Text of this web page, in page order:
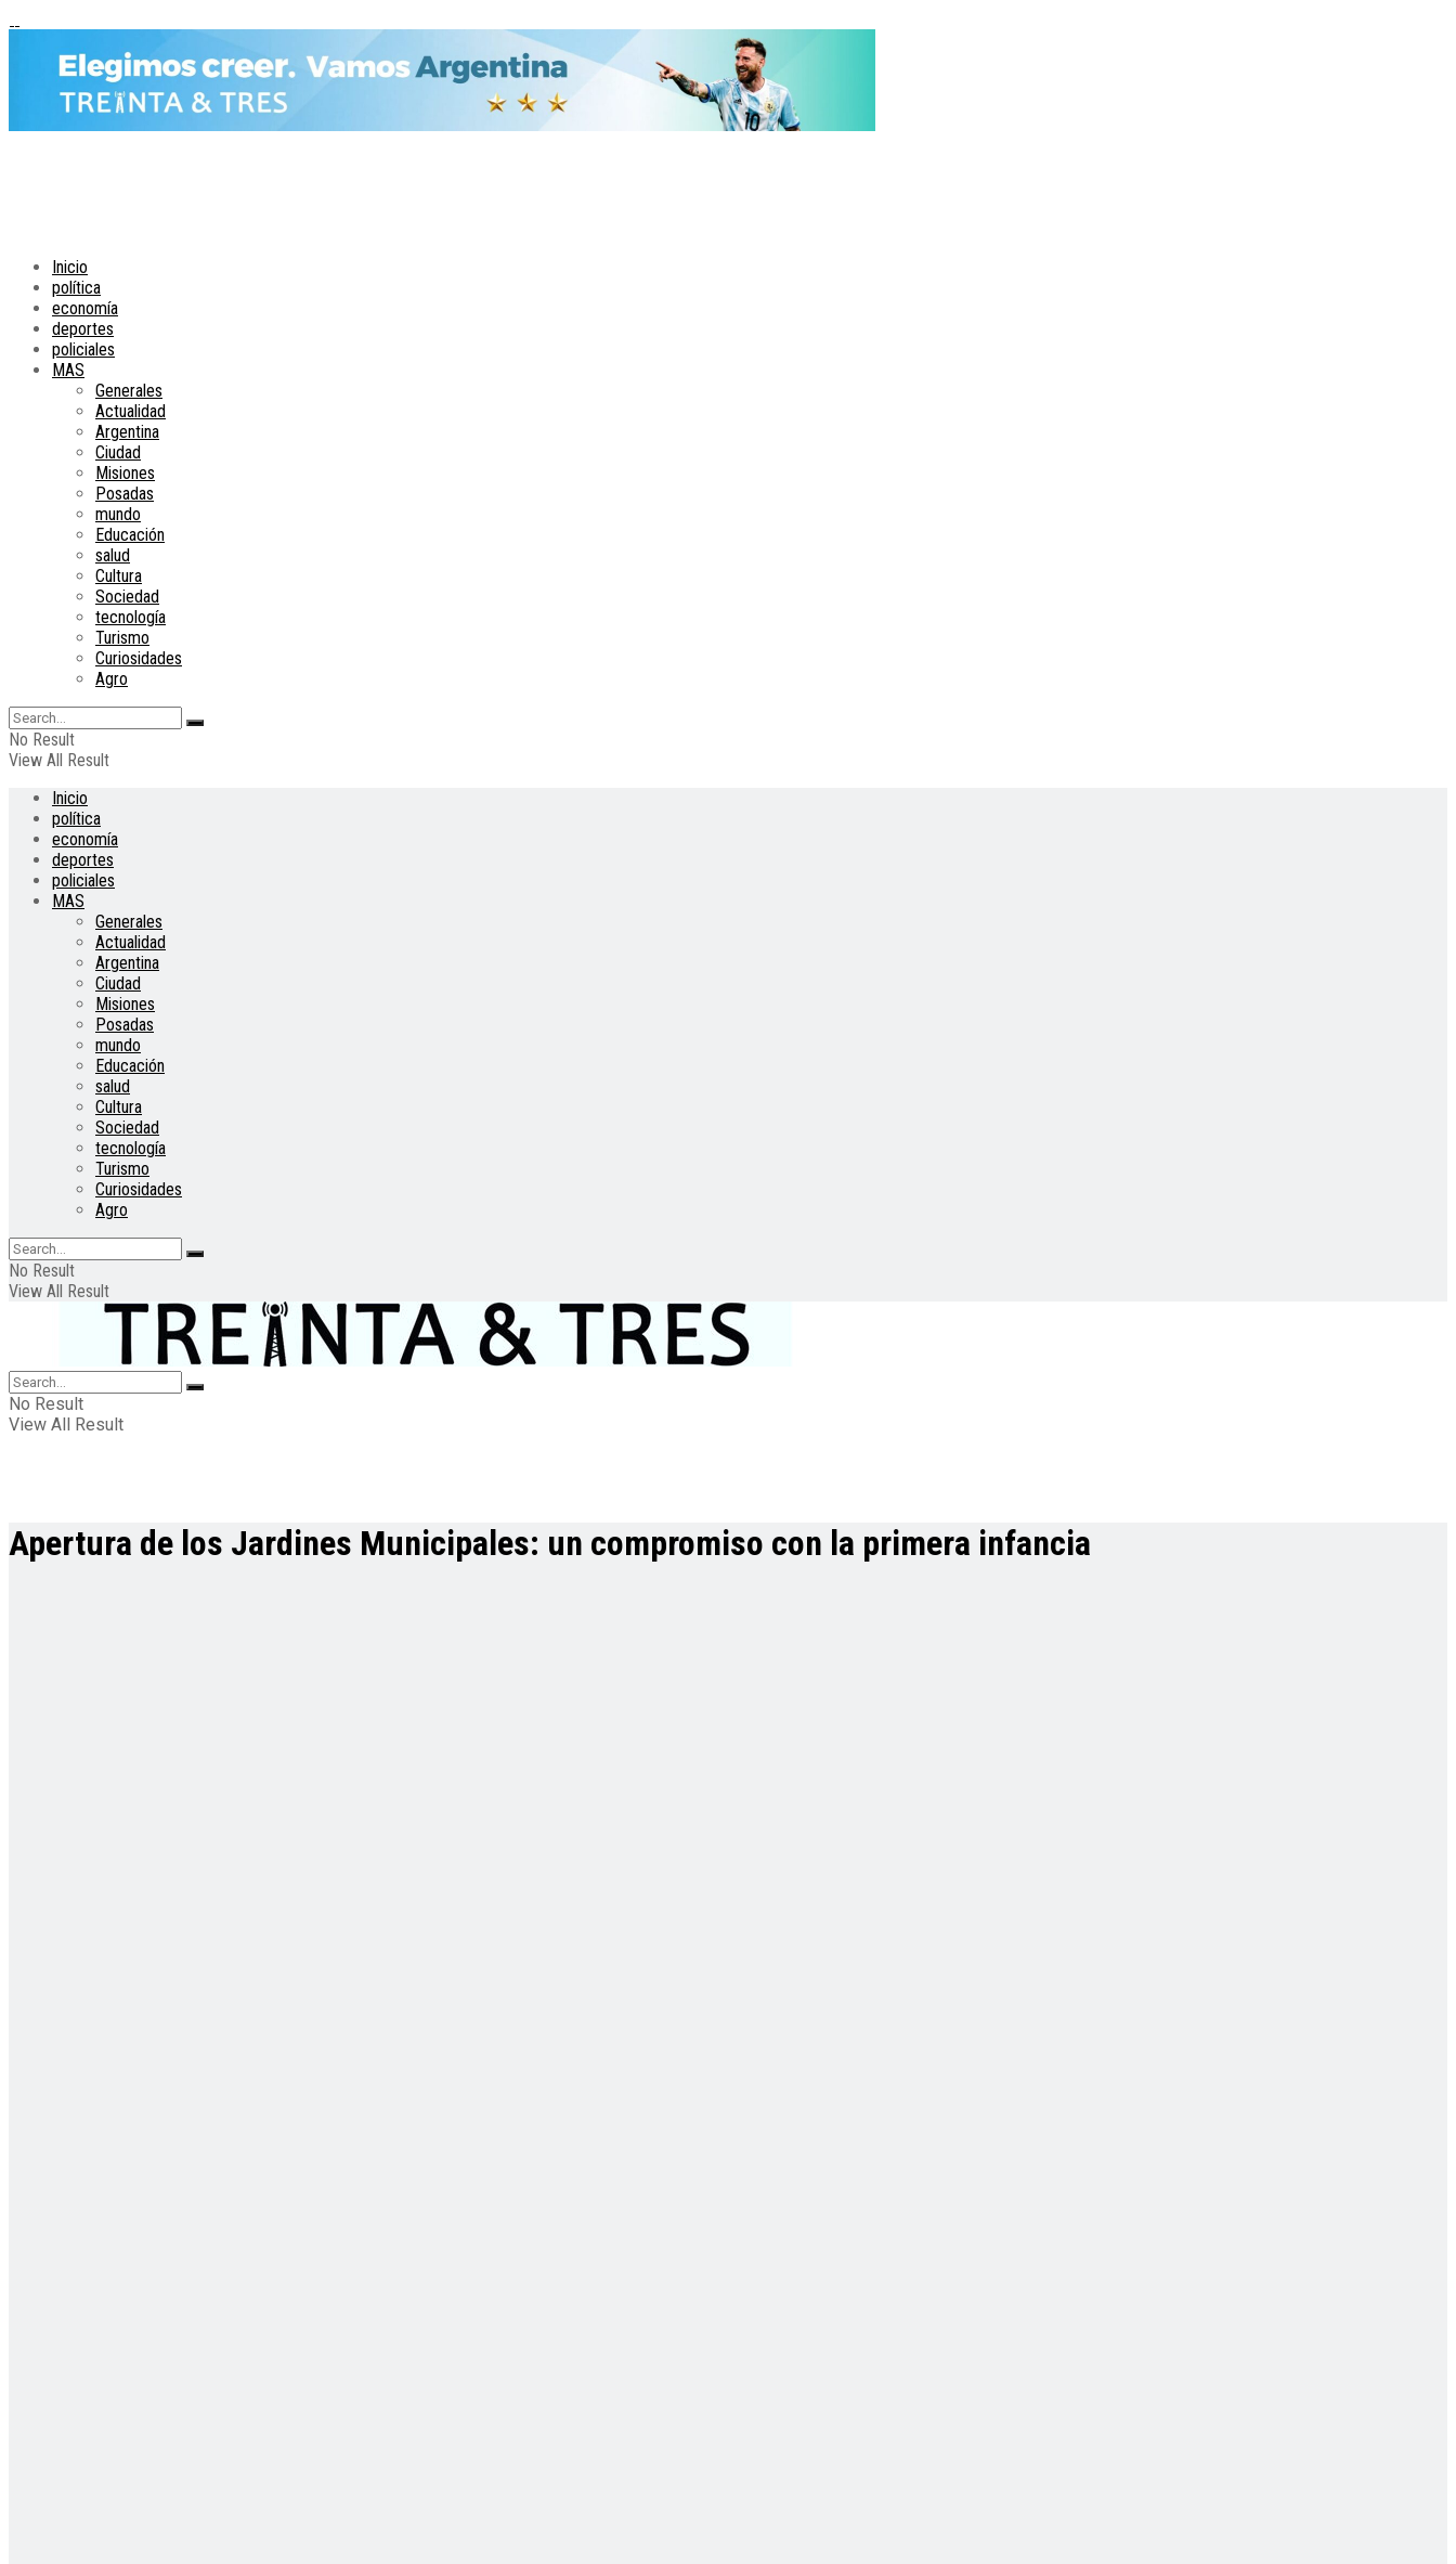
Inicio
política
economía
deportes
policiales
MAS
Generales
Actualidad
Argentina
Ciudad
Misiones
Posadas
mundo
Educación
salud
Cultura
Sociedad
tecnología
Turismo
Curiosidades
Agro
No Result
View All Result
Inicio
política
economía
deportes
policiales
MAS
Generales
Actualidad
Argentina
Ciudad
Misiones
Posadas
mundo
Educación
salud
Cultura
Sociedad
tecnología
Turismo
Curiosidades
Agro
No Result
View All Result
No Result
View All Result
Apertura de los Jardines Municipales: un compromiso con la primera infancia